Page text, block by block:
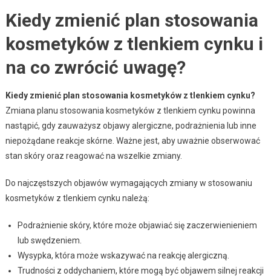
Kiedy zmienić plan stosowania
kosmetyków z tlenkiem cynku i
na co zwrócić uwagę?
Kiedy zmienić plan stosowania kosmetyków z tlenkiem cynku?
Zmiana planu stosowania kosmetyków z tlenkiem cynku powinna
nastąpić, gdy zauważysz objawy alergiczne, podrażnienia lub inne
niepożądane reakcje skórne. Ważne jest, aby uważnie obserwować
stan skóry oraz reagować na wszelkie zmiany.
Do najczęstszych objawów wymagających zmiany w stosowaniu
kosmetyków z tlenkiem cynku należą:
Podrażnienie skóry, które może objawiać się zaczerwienieniem
lub swędzeniem.
Wysypka, która może wskazywać na reakcję alergiczną.
Trudności z oddychaniem, które mogą być objawem silnej reakcji